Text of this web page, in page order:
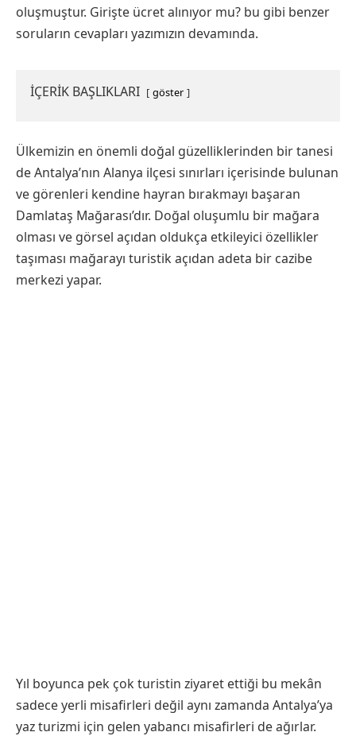
oluşmuştur. Girişte ücret alınıyor mu? bu gibi benzer
soruların cevapları yazımızın devamında.
İÇERİK BAŞLIKLARI göster
Ülkemizin en önemli doğal güzelliklerinden bir tanesi
de Antalya’nın Alanya ilçesi sınırları içerisinde bulunan
ve görenleri kendine hayran bırakmayı başaran
Damlataş Mağarası’dır. Doğal oluşumlu bir mağara
olması ve görsel açıdan oldukça etkileyici özellikler
taşıması mağarayı turistik açıdan adeta bir cazibe
merkezi yapar.
Yıl boyunca pek çok turistin ziyaret ettiği bu mekân
sadece yerli misafirleri değil aynı zamanda Antalya’ya
yaz turizmi için gelen yabancı misafirleri de ağırlar.